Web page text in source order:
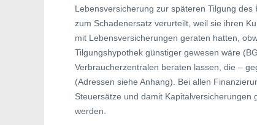
Lebensversicherung zur späteren Tilgung
zum Schadenersatz verurteilt, weil sie ihren
mit Lebensversicherungen geraten hatten,
Tilgungshypothek günstiger gewesen wäre
Verbraucherzentralen beraten lassen, die –
(Adressen siehe Anhang). Bei allen
Steuersätze und damit
werden.